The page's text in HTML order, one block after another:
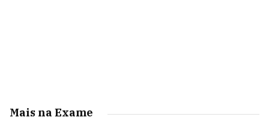
Mais na Exame